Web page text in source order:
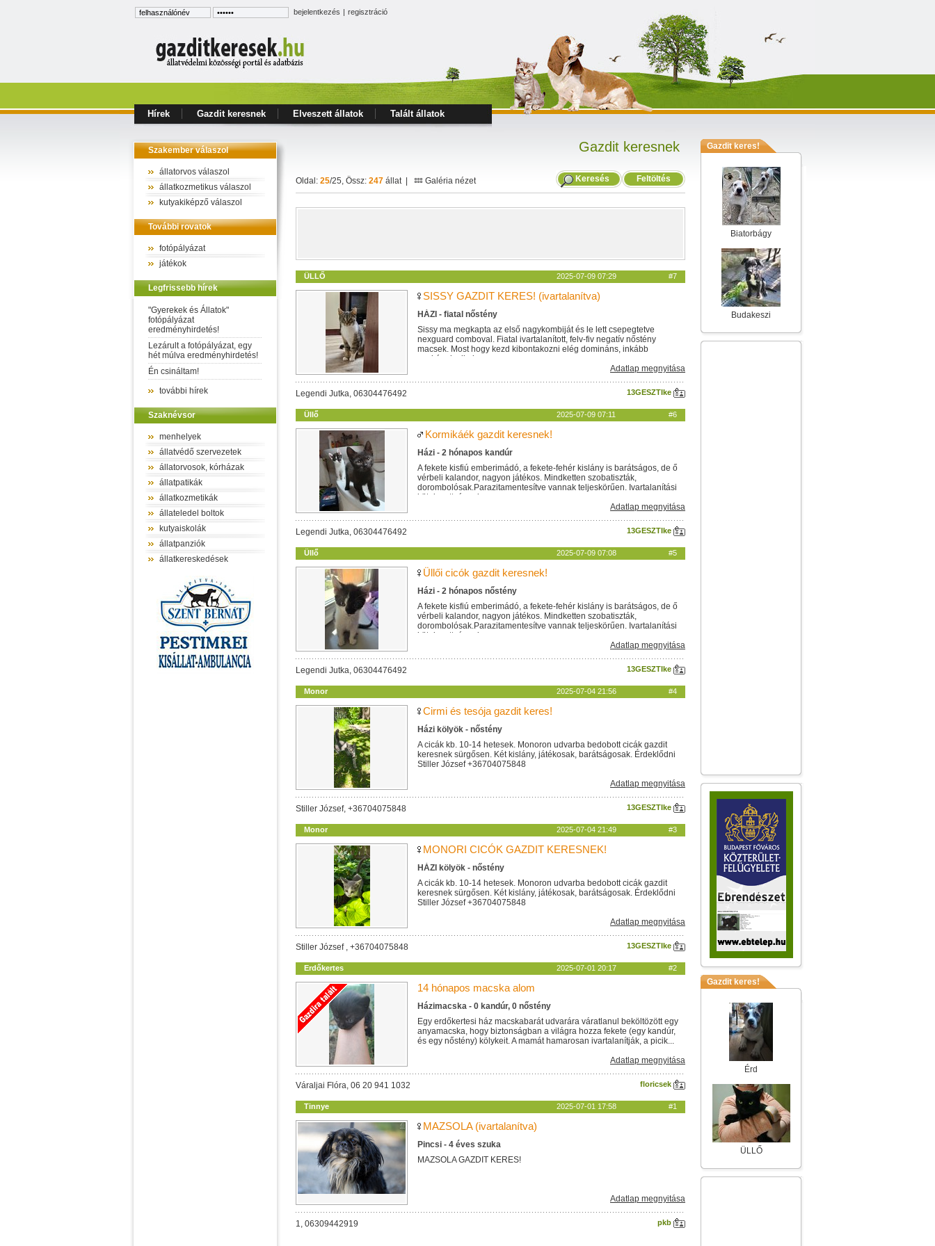
bejelentkezés | regisztráció
Hírek Gazdit keresnek Elveszett állatok Talált állatok
Szakember válaszol
állatorvos válaszol
állatkozmetikus válaszol
kutyakiképző válaszol
További rovatok
fotópályázat
játékok
Legfrissebb hírek
"Gyerekek és Állatok"
fotópályázat
eredményhirdetés!
Lezárult a fotópályázat, egy
hét múlva eredményhirdetés!
Én csináltam!
további hírek
Szaknévsor
menhelyek
állatvédő szervezetek
állatorvosok, kórházak
állatpatikák
állatkozmetikák
állateledel boltok
kutyaiskolák
állatpanziók
állatkereskedések
Gazdit keresnek
Oldal: 25/25, Össz: 247 állat | Galéria nézet Feltöltés
Keresés
ÜLLŐ 2025-07-09 07:29 #7
SISSY GAZDIT KERES! (ivartalanítva)
HÁZI - fiatal nőstény
Sissy ma megkapta az első nagykombiját és le lett csepegtetve
nexguard comboval. Fiatal ivartalanított, felv-fiv negatív nőstény
macsek. Most hogy kezd kibontakozni elég domináns, inkább
egykének alkalmas....
Adatlap megnyitása
Legendi Jutka, 06304476492 13GESZTIke
Üllő 2025-07-09 07:11 #6
Kormikáék gazdit keresnek!
Házi - 2 hónapos kandúr
A fekete kisfiú emberimádó, a fekete-fehér kislány is barátságos, de ő
vérbeli kalandor, nagyon játékos. Mindketten szobatiszták,
dorombolósak.Parazitamentesítve vannak teljeskörűen. Ivartalanítási
kötelezettséggel...
Adatlap megnyitása
Legendi Jutka, 06304476492 13GESZTIke
Üllő 2025-07-09 07:08 #5
Üllői cicók gazdit keresnek!
Házi - 2 hónapos nőstény
A fekete kisfiú emberimádó, a fekete-fehér kislány is barátságos, de ő
vérbeli kalandor, nagyon játékos. Mindketten szobatiszták,
dorombolósak.Parazitamentesítve vannak teljeskörűen. Ivartalanítási
kötelezettséggel...
Adatlap megnyitása
Legendi Jutka, 06304476492 13GESZTIke
Monor 2025-07-04 21:56 #4
Cirmi és tesója gazdit keres!
Házi kölyök - nőstény
A cicák kb. 10-14 hetesek. Monoron udvarba bedobott cicák gazdit
keresnek sürgősen. Két kislány, játékosak, barátságosak. Érdeklődni
Stiller József +36704075848
Adatlap megnyitása
Stiller József, +36704075848 13GESZTIke
Monor 2025-07-04 21:49 #3
MONORI CICÓK GAZDIT KERESNEK!
HÁZI kölyök - nőstény
A cicák kb. 10-14 hetesek. Monoron udvarba bedobott cicák gazdit
keresnek sürgősen. Két kislány, játékosak, barátságosak. Érdeklődni
Stiller József +36704075848
Adatlap megnyitása
Stiller József , +36704075848 13GESZTIke
Erdőkertes 2025-07-01 20:17 #2
14 hónapos macska alom
Házimacska - 0 kandúr, 0 nőstény
Egy erdőkertesi ház macskabarát udvarára váratlanul beköltözött egy
anyamacska, hogy biztonságban a világra hozza fekete (egy kandúr,
és egy nőstény) kölykeit. A mamát hamarosan ivartalanítják, a picik...
Adatlap megnyitása
Váraljai Flóra, 06 20 941 1032 floricsek
Tinnye 2025-07-01 17:58 #1
MAZSOLA (ivartalanítva)
Pincsi - 4 éves szuka
MAZSOLA GAZDIT KERES!
Adatlap megnyitása
1, 06309442919 pkb
Gazdit keres!
Biatorbágy
Budakeszi
Gazdit keres!
Érd
ÜLLŐ